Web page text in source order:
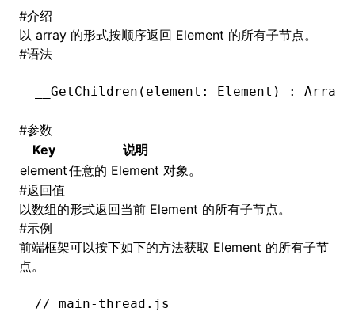
#介绍
以 array 的形式按顺序返回 Element 的所有子节点。
#语法
__GetChildren (element: Element) : Array
#参数
Key
说明
element任意的 Element 对象。
#返回值
以数组的形式返回当前 Element 的所有子节点。
#示例
前端框架可以按下如下的方法获取 Element 的所有子节
点。
// main-thread.js